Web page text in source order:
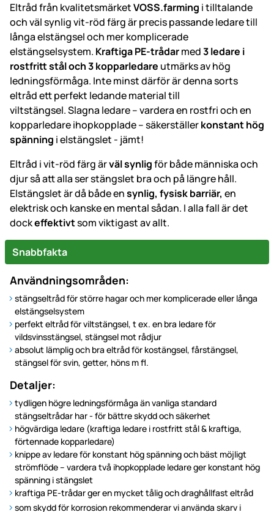
Eltråd från kvalitetsmärketVOSS.farming i tilltalande
och väl synlig vit-röd färg är precis passande ledare till
långa elstängsel och mer komplicerade
elstängselsystem. Kraftiga PE-trådarmed3 ledare i
rostfritt stål och 3 kopparledare utmärks av hög
ledningsförmåga. Inte minst därför är denna sorts
eltråd ett perfekt ledande material till
viltstängsel. Slagna ledare – vardera en rostfri och en
kopparledare ihopkopplade – säkerställerkonstant hög
spänning i elstängslet - jämt!
Eltråd i vit-röd färg ärväl synligför både människa och
djur så att alla ser stängslet bra och på längre håll.
Elstängslet är då både ensynlig, fysisk barriär, en
elektrisk och kanske en mental sådan. I alla fall är det
dockeffektivtsom viktigast av allt.
Snabbfakta
Användningsområden:
stängseltråd för större hagar och mer komplicerade eller långa
elstängselsystem
perfekt eltråd för viltstängsel, t ex. en bra ledare för
vildsvinsstängsel, stängsel mot rådjur
absolut lämplig och bra eltråd för kostängsel, fårstängsel,
stängsel för svin, getter, höns m fl.
Detaljer:
tydligen högre ledningsförmåga än vanliga standard
stängseltrådar har - för bättre skydd och säkerhet
högvärdiga ledare (kraftiga ledare i rostfritt stål & kraftiga,
förtennade kopparledare)
knippe av ledare för konstant hög spänning och bäst möjligt
strömflöde – vardera två ihopkopplade ledare ger konstant hög
spänning i stängslet
kraftiga PE-trådar ger en mycket tålig och draghållfast eltråd
som skydd för korrosion rekommenderar vi använda skarv i